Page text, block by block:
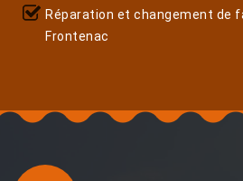
Réparation et changement de
Frontenac